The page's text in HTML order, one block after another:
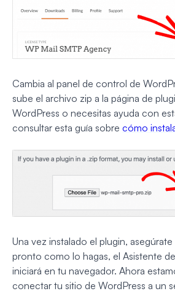
Cambia al panel de control de
sube el archivo zip a la página de
WordPress o necesitas ayuda con
consultar esta guía sobre cómo
Una vez instalado el plugin, asegúrate
pronto como lo hagas, el Asistente
iniciará en tu navegador. Ahora
conectar tu sitio de WordPress a un